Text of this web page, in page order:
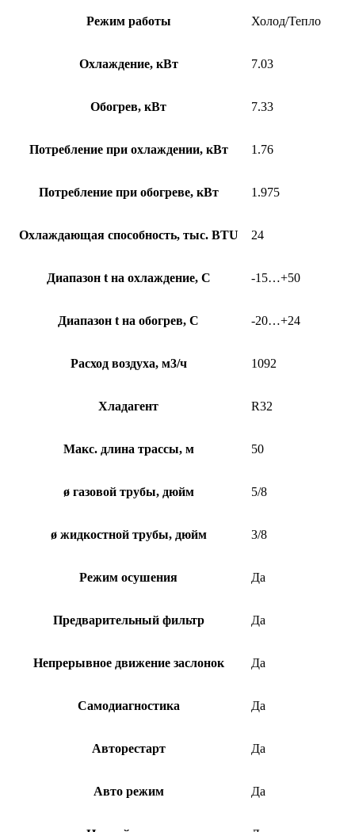
Режим работы Холод/Тепло
Охлаждение, кВт 7.03
Обогрев, кВт 7.33
Потребление при охлаждении, кВт 1.76
Потребление при обогреве, кВт 1.975
Охлаждающая способность, тыс. BTU 24
Диапазон t на охлаждение, С -15…+50
Диапазон t на обогрев, С -20…+24
Расход воздуха, м3/ч 1092
Хладагент R32
Макс. длина трассы, м 50
ø газовой трубы, дюйм 5/8
ø жидкостной трубы, дюйм 3/8
Режим осушения Да
Предварительный фильтр Да
Непрерывное движение заслонок Да
Самодиагностика Да
Авторестарт Да
Авто режим Да